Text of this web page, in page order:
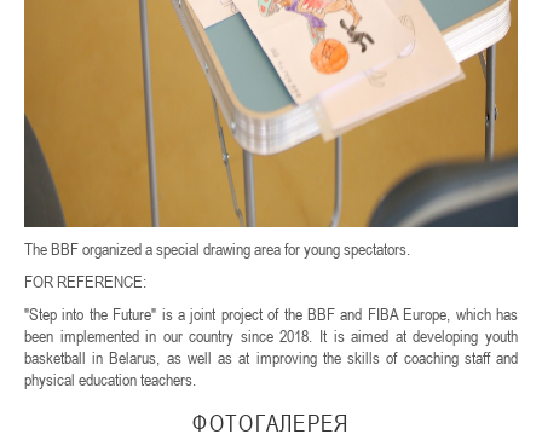
The BBF organized a special drawing area for young spectators.
FOR REFERENCE:
"Step into the Future" is a joint project of the BBF and FIBA Europe, which has
been implemented in our country since 2018. It is aimed at developing youth
basketball in Belarus, as well as at improving the skills of coaching staff and
physical education teachers.
ФОТОГАЛЕРЕЯ